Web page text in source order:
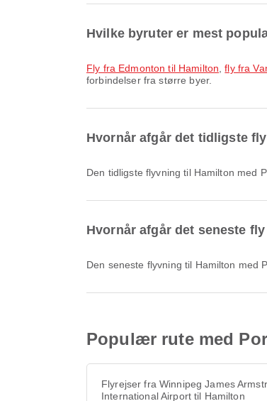
Hvilke byruter er mest
fly fra Edmonton til Hamilton ,fly fra
forbindelser fra større byer.
Hvornår afgår det tidligste
Den tidligste flyvning til Hamilton
Hvornår afgår det seneste
Den seneste flyvning til Hamilton
Populær rute med
Flyrejser fra Winnipeg James
International Airport til Hamilton